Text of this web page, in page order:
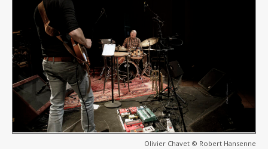
Olivier Chavet © Robert Hansenne